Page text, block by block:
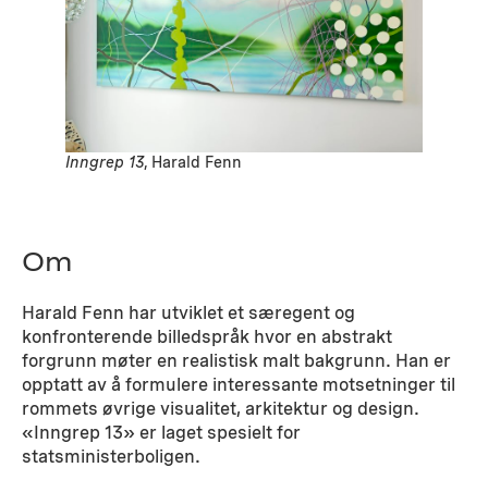
Inngrep 13, Harald Fenn
Om
Harald Fenn har utviklet et særegent og
konfronterende billedspråk hvor en abstrakt
forgrunn møter en realistisk malt bakgrunn. Han er
opptatt av å formulere interessante motsetninger til
rommets øvrige visualitet, arkitektur og design.
«Inngrep 13» er laget spesielt for
statsministerboligen.